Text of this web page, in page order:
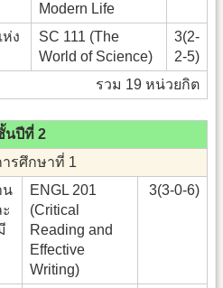
Modern Life
ง
SC 111 (The
World of Science)
3(2-
2-5)
รวม 19 หน่วยกิต
นปีที่ 2
รศึกษาที่ 1
น
ENGL 201
(Critical
Reading and
Effective
Writing)
3(3-0-6)